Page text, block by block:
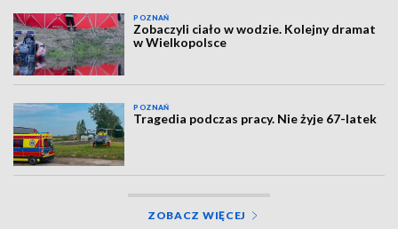
POZNAŃ
Zobaczyli ciało w wodzie. Kolejny dramat
w Wielkopolsce
POZNAŃ
Tragedia podczas pracy. Nie żyje 67-latek
ZOBACZ WIĘCEJ